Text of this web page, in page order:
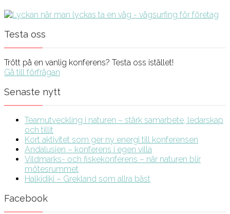
Testa oss
Trött på en vanlig konferens? Testa oss istället!
Gå till förfrågan
Senaste nytt
Teamutveckling i naturen – stärk samarbete, ledarskap
och tillit
Kort aktivitet som ger ny energi till konferensen
Andalusien – konferens i egen villa
Vildmarks- och fiskekonferens – när naturen blir
mötesrummet
Halkidiki – Grekland som allra bäst
Facebook